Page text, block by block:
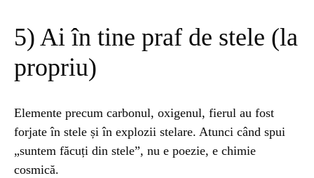
5) Ai în tine praf de stele (la
propriu)
Elemente precum carbonul, oxigenul, fierul au fost
forjate în stele și în explozii stelare. Atunci când spui
„suntem făcuți din stele”, nu e poezie, e chimie
cosmică.